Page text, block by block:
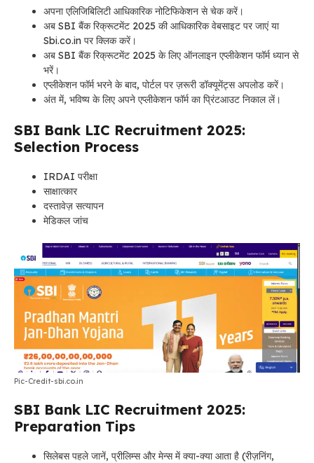
अपना एलिजिबिलिटी आधिकारिक नोटिफिकेशन से चेक करें।
अब SBI बैंक रिक्रूटमेंट 2025 की आधिकारिक वेबसाइट पर जाएं या
Sbi.co.in पर क्लिक करें।
अब SBI बैंक रिक्रूटमेंट 2025 के लिए ऑनलाइन एप्लीकेशन फॉर्म ध्यान से
भरें।
एप्लीकेशन फॉर्म भरने के बाद, पोर्टल पर ज़रूरी डॉक्यूमेंट्स अपलोड करें।
अंत में, भविष्य के लिए अपने एप्लीकेशन फॉर्म का प्रिंटआउट निकाल लें।
SBI Bank LIC Recruitment 2025:
Selection Process
IRDAI परीक्षा
साक्षात्कार
दस्तावेज़ सत्यापन
मेडिकल जांच
Pic-Credit-sbi.co.in
SBI Bank LIC Recruitment 2025:
Preparation Tips
सिलेबस पहले जानें, प्रीलिम्स और मेन्स में क्या-क्या आता है (रीज़निंग,